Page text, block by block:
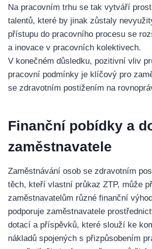
Na pracovním trhu se tak vytváří
talentů, které by jinak zůstaly
přístupu do pracovního procesu se
a inovace v pracovních kolektivech.
V konečném důsledku, pozitivní vliv
pracovní podmínky je klíčový pro
se zdravotním postižením na
Finanční pobídky a
zaměstnavatele
Zaměstnávání osob se zdravotním
těch, kteří vlastní průkaz ZTP, může
zaměstnavatelům různé finanční
podporuje zaměstnavatele
dotací a příspěvků, které slouží ke
nákladů spojených s přizpůsobením